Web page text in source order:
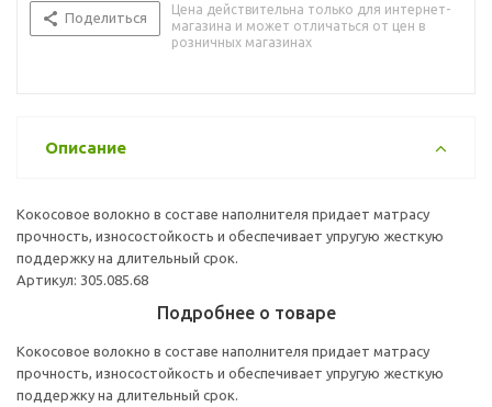
Поделиться
Цена действительна только для интернет-
магазина и может отличаться от цен в
розничных магазинах
Описание
Кокосовое волокно в составе наполнителя придает матрасу
прочность, износостойкость и обеспечивает упругую жесткую
поддержку на длительный срок.
Артикул: 305.085.68
Подробнее о товаре
Кокосовое волокно в составе наполнителя придает матрасу
прочность, износостойкость и обеспечивает упругую жесткую
поддержку на длительный срок.